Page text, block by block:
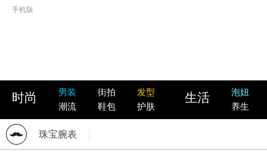
手机版
时尚 男装 街拍
发型
潮流
鞋包 护肤
生活
泡妞
养生
珠宝腕表